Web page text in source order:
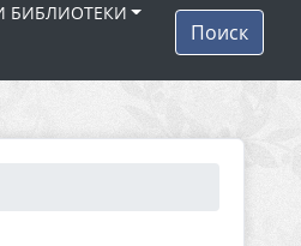
БИБЛИОТЕКИ
Поиск